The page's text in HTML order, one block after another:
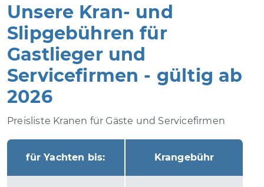
Unsere Kran- und
Slipgebühren für
Gastlieger und
Servicefirmen - gültig ab
2026
Preisliste Kranen für Gäste und Servicefirmen
für Yachten bis: Krangebühr